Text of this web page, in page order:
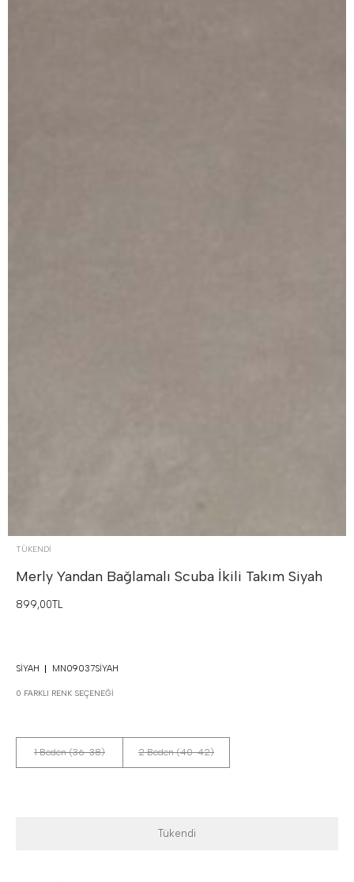
TÜKENDI
Merly Yandan Bağlamalı Scuba İkili Takım Siyah
899,00TL
SIYAH MN09037SIYAH
0 FARKLI RENK SEÇENEĞI
1 Beden (36-38) 2 Beden (40-42)
Tükendi